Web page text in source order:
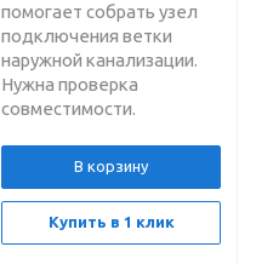
помогает собрать узел
подключения ветки
наружной канализации.
Нужна проверка
совместимости.
В корзину
Купить в 1 клик